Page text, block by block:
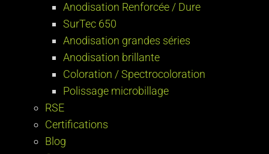
Anodisation Renforcée / Dure
SurTec 650
Anodisation grandes séries
Anodisation brillante
Coloration / Spectrocoloration
Polissage microbillage
RSE
Certifications
Blog